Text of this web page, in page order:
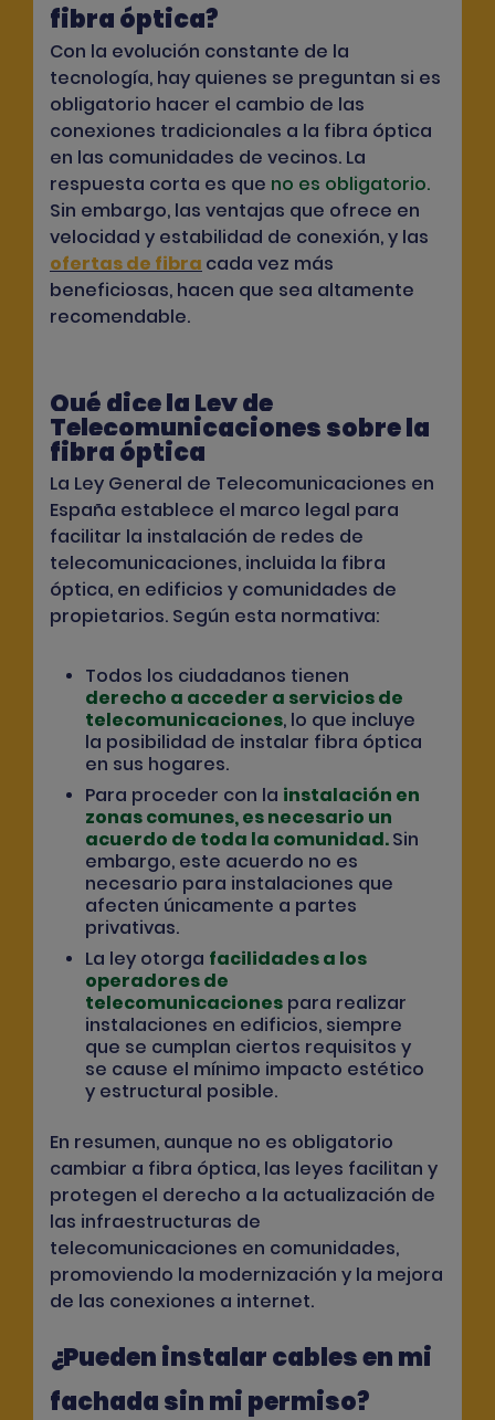
fibra óptica?
Con la evolución constante de la
tecnología, hay quienes se preguntan si es
obligatorio hacer el cambio de las
conexiones tradicionales a la fibra óptica
en las comunidades de vecinos. La
respuesta corta es que no es obligatorio.
Sin embargo, las ventajas que ofrece en
velocidad y estabilidad de conexión, y las
ofertas de fibra cada vez más
beneficiosas, hacen que sea altamente
recomendable.
Qué dice la Ley de
Telecomunicaciones sobre la
fibra óptica
La Ley General de Telecomunicaciones en
España establece el marco legal para
facilitar la instalación de redes de
telecomunicaciones, incluida la fibra
óptica, en edificios y comunidades de
propietarios. Según esta normativa:
Todos los ciudadanos tienen
derecho a acceder a servicios de
telecomunicaciones, lo que incluye
la posibilidad de instalar fibra óptica
en sus hogares.
Para proceder con la instalación en
zonas comunes, es necesario un
acuerdo de toda la comunidad.Sin
embargo, este acuerdo no es
necesario para instalaciones que
afecten únicamente a partes
privativas.
La ley otorga facilidades a los
operadores de
telecomunicaciones para realizar
instalaciones en edificios, siempre
que se cumplan ciertos requisitos y
se cause el mínimo impacto estético
y estructural posible.
En resumen, aunque no es obligatorio
cambiar a fibra óptica, las leyes facilitan y
protegen el derecho a la actualización de
las infraestructuras de
telecomunicaciones en comunidades,
promoviendo la modernización y la mejora
de las conexiones a internet.
¿Pueden instalar cables en mi
fachada sin mi permiso?